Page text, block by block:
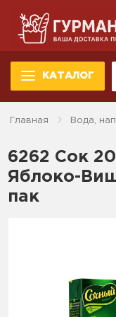
КАТАЛОГ
Главная Вода,
6262 Сок
Яблоко-
пак